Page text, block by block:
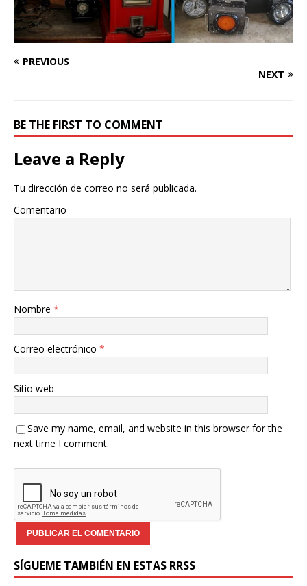
PREVIOUS
NEXT
BE THE FIRST TO COMMENT
Leave a Reply
Tu dirección de correo no será publicada.
Comentario
Nombre *
Correo electrónico *
Sitio web
Save my name, email, and website in this browser for the
next time I comment.
SÍGUEME TAMBIÉN EN ESTAS RRSS